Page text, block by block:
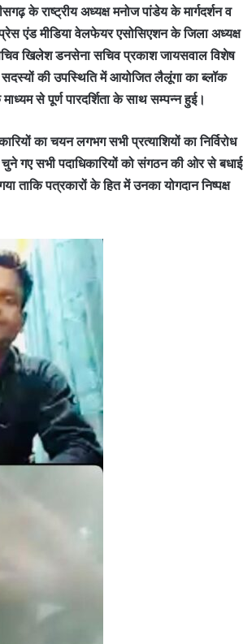
के राष्ट्रीय अध्यक्ष मनोज पांडेय के मार्गदर्शन व
एंड मीडिया वेलफेयर एसोसिएशन के जिला अध्यक्ष
खिलेश डनसेना सचिव प्रकाश जायसवाल विशेष
सदस्यों की उपस्थिति में आयोजित लैलूंगा का ब्लॉक
से पूर्ण पारदर्शिता के साथ सम्पन्न हुई।
का चयन लगभग सभी प्रत्याशियों का निर्विरोध
गए सभी पदाधिकारियों को संगठन की ओर से बधाई
पत्रकारों के हित में उनका योगदान निष्पक्ष